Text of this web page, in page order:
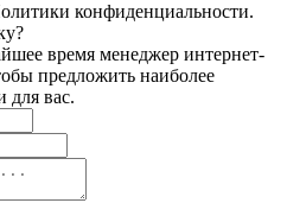
конфиденциальности.
время менеджер интернет-
предложить наиболее
для вас.